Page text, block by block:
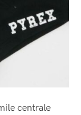
centrale